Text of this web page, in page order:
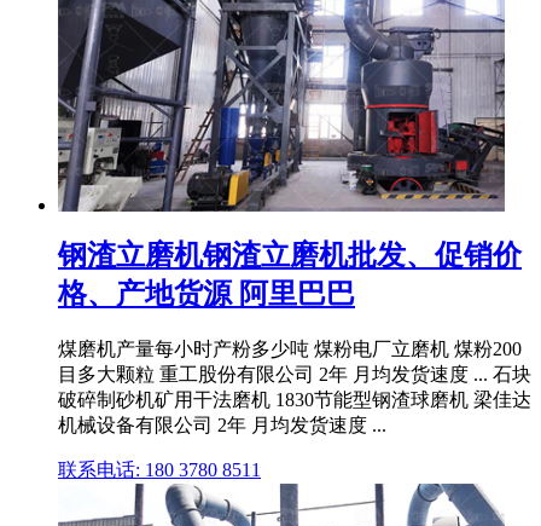
钢渣立磨机钢渣立磨机批发、促销价
格、产地货源 阿里巴巴
煤磨机产量每小时产粉多少吨 煤粉电厂立磨机 煤粉200
目多大颗粒 重工股份有限公司 2年 月均发货速度 ... 石块
破碎制砂机矿用干法磨机 1830节能型钢渣球磨机 梁佳达
机械设备有限公司 2年 月均发货速度 ...
联系电话: 180 3780 8511